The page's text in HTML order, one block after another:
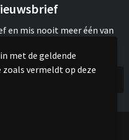
en mis nooit meer één van
2022
met de geldende
vermeldt op deze